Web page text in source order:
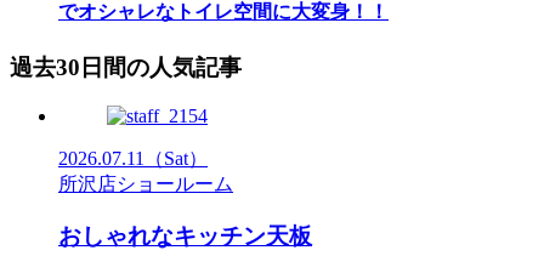
でオシャレなトイレ空間に大変身！！
過去30日間の人気記事
2026.07.11
（Sat）
所沢店ショールーム
おしゃれなキッチン天板